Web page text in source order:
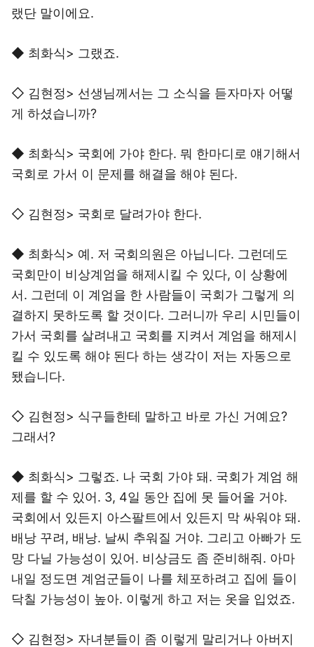
랬단 말이에요.
◆ 최화식> 그랬죠.
◇ 김현정> 선생님께서는 그 소식을 듣자마자 어떻
게 하셨습니까?
◆ 최화식> 국회에 가야 한다. 뭐 한마디로 얘기해서
국회로 가서 이 문제를 해결을 해야 된다.
◇ 김현정> 국회로 달려가야 한다.
◆ 최화식> 예. 저 국회의원은 아닙니다. 그런데도
국회만이 비상계엄을 해제시킬 수 있다, 이 상황에
서. 그런데 이 계엄을 한 사람들이 국회가 그렇게 의
결하지 못하도록 할 것이다. 그러니까 우리 시민들이
가서 국회를 살려내고 국회를 지켜서 계엄을 해제시
킬 수 있도록 해야 된다 하는 생각이 저는 자동으로
됐습니다.
◇ 김현정> 식구들한테 말하고 바로 가신 거예요?
그래서?
◆ 최화식> 그렇죠. 나 국회 가야 돼. 국회가 계엄 해
제를 할 수 있어. 3, 4일 동안 집에 못 들어올 거야.
국회에서 있든지 아스팔트에서 있든지 막 싸워야 돼.
배낭 꾸려, 배낭. 날씨 추워질 거야. 그리고 아빠가 도
망 다닐 가능성이 있어. 비상금도 좀 준비해줘. 아마
내일 정도면 계엄군들이 나를 체포하려고 집에 들이
닥칠 가능성이 높아. 이렇게 하고 저는 옷을 입었죠.
◇ 김현정> 자녀분들이 좀 이렇게 말리거나 아버지